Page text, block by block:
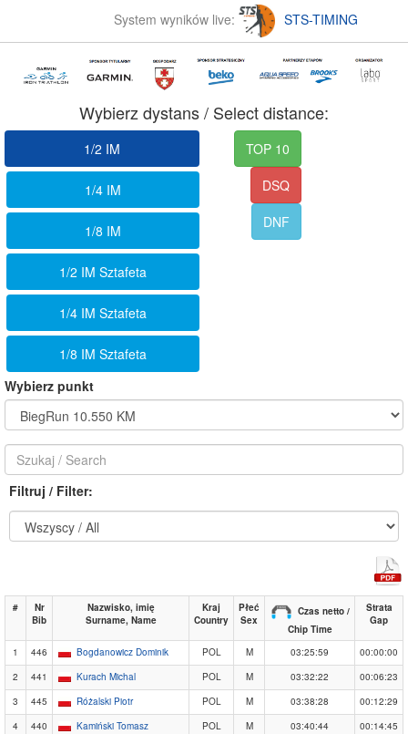
System wyników live: STS-TIMING
Wybierz dystans / Select distance:
1/2 IM
1/4 IM
1/8 IM
1/2 IM Sztafeta
1/4 IM Sztafeta
1/8 IM Sztafeta
TOP 10
DSQ
DNF
Wybierz punkt
Filtruj / Filter:
#
Nr
Bib
Nazwisko, imię
Surname, Name
Kraj
Country
Płeć
Sex
Czas netto /
Chip Time
Strata
Gap
1 446 Bogdanowicz Dominik POL M 03:25:59
00:00:00
2
441 Kurach Michal POL M 03:32:22
00:06:23
3
445 Różalski Piotr POL M 03:38:28
00:12:29
4
440 Kamiński Tomasz POL M 03:40:44
00:14:45